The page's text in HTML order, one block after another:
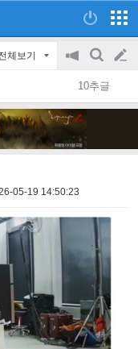
체보기
공
지
on/off
검
색
글
쓰
10추글
05-19 14:50:23